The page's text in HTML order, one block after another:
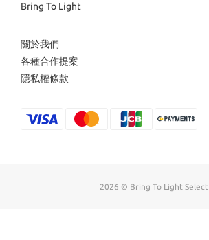
Bring To Light
關於我們
各種合作提案
隱私權條款
2026 © Bring To Light Select